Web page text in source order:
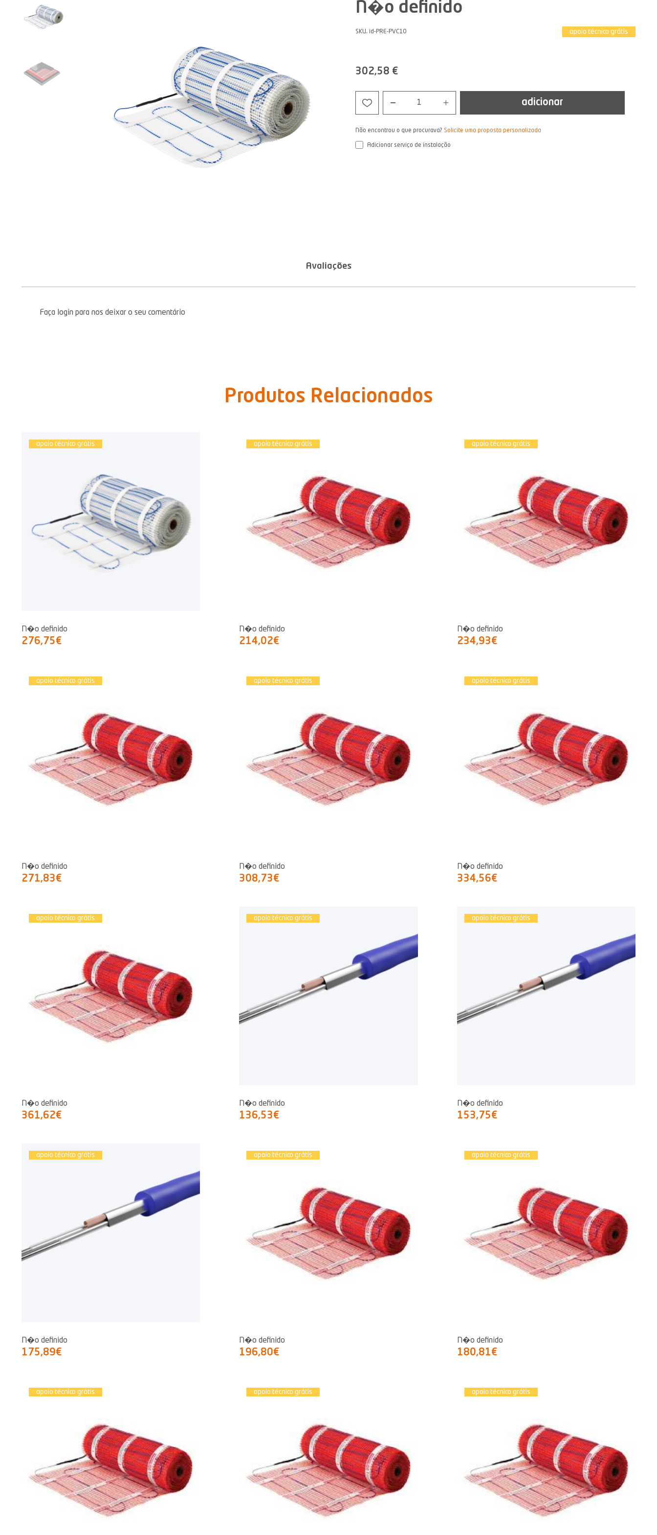
N�o definido
SKU. id-PRE-PVC10 apoio técnico grátis
302,58 €
1 adicionar
Não encontrou o que procurava? Solicite uma proposta personalizada
Adicionar serviço de instalação
Avaliações
Faça login para nos deixar o seu comentário
Produtos Relacionados
apoio técnico grátis
N�o definido
276,75€
apoio técnico grátis
N�o definido
214,02€
apoio técnico grátis
N�o definido
234,93€
apoio técnico grátis
N�o definido
271,83€
apoio técnico grátis
N�o definido
308,73€
apoio técnico grátis
N�o definido
334,56€
apoio técnico grátis
N�o definido
361,62€
apoio técnico grátis
N�o definido
136,53€
apoio técnico grátis
N�o definido
153,75€
apoio técnico grátis
N�o definido
175,89€
apoio técnico grátis
N�o definido
196,80€
apoio técnico grátis
N�o definido
180,81€
apoio técnico grátis apoio técnico grátis apoio técnico grátis